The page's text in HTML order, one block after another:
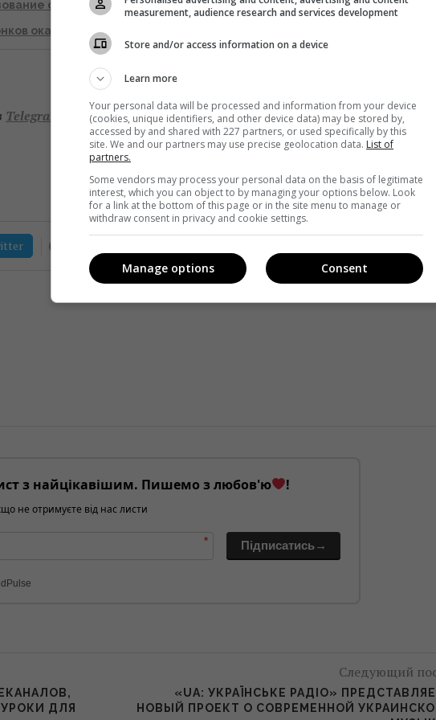
сервисом
оказались в сети
Telegram Facebook !
0
з найцікавішим. Пишемо з любов'ю !
не отримуєте від нас листи
* Підписатись→
ДЛЯ
Следующий
«UA: УКРАЇНСЬКЕ РАДІО»
НОВЫЙ ПРОЕКТ О СОВРЕМЕННОЙ
measurement, audience research and services development
Store and/or access information on a device
Learn more
Your personal data will be processed and information from your device
(cookies, unique identifiers, and other device data) may be stored by,
accessed by and shared with 227 partners, or used specifically by this
site. We and our partners may use precise geolocation data. List of
partners.
Some vendors may process your personal data on the basis of legitimate
interest, which you can object to by managing your options below. Look
for a link at the bottom of this page or in the site menu to manage or
withdraw consent in privacy and cookie settings.
Consent
Manage options